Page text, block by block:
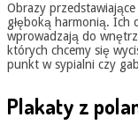
Obrazy
głęboką harmonią. Ich
wprowadzają do
których chcemy się
punkt w sypialni czy
Plakaty z